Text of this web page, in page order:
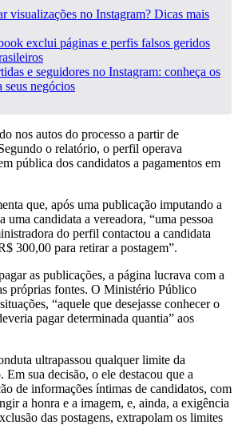
visualizações no Instagram? Dicas mais
exclui páginas e perfis falsos geridos
e seguidores no Instagram: conheça os
seus negócios
nos autos do processo a partir de
o relatório, o perfil operava
pública dos candidatos a pagamentos em
que, após uma publicação imputando a
uma candidata a vereadora, “uma pessoa
do perfil contactou a candidata
300,00 para retirar a postagem”.
as publicações, a página lucrava com a
próprias fontes. O Ministério Público
“aquele que desejasse conhecer o
pagar determinada quantia” aos
ultrapassou qualquer limite da
Em sua decisão, o ele destacou que a
de informações íntimas de candidatos, com
a honra e a imagem, e, ainda, a exigência
das postagens, extrapolam os limites